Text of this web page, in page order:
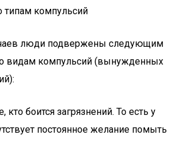
типам компульсий
люди подвержены следующим
видам компульсий (вынужденных
кто боится загрязнений. То есть у
постоянное желание помыть